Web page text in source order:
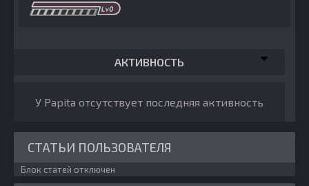
АКТИВНОСТЬ
У Papita отсутствует последняя активность
СТАТЬИ ПОЛЬЗОВАТЕЛЯ
Блок статей отключен